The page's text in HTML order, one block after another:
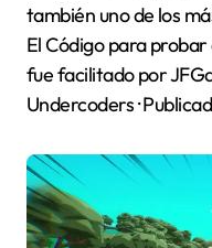
también uno de los
El Código para
fue facilitado por
Undercoders ·